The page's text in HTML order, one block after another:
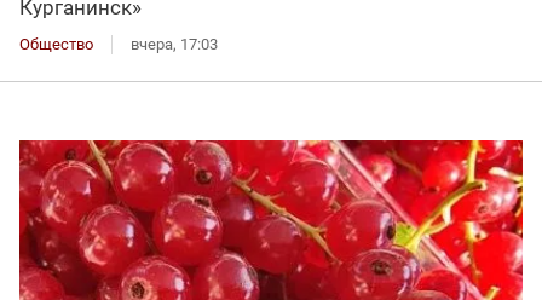
Курганинск»
Общество вчера, 17:03